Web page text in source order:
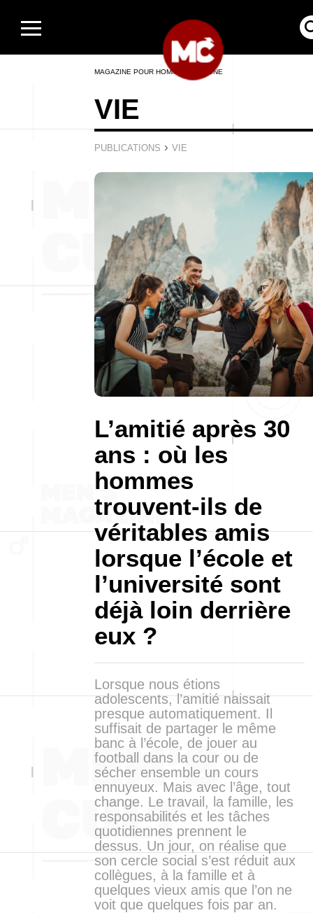
MAGAZINE POUR HOMMES EN LIGNE
VIE
PUBLICATIONS › VIE
L’amitié après 30
ans : où les
hommes
trouvent-ils de
véritables amis
lorsque l’école et
l’université sont
déjà loin derrière
eux ?
Lorsque nous étions
adolescents, l’amitié naissait
presque automatiquement. Il
suffisait de partager le même
banc à l’école, de jouer au
football dans la cour ou de
sécher ensemble un cours
ennuyeux. Mais avec l’âge, tout
change. Le travail, la famille, les
responsabilités et les tâches
quotidiennes prennent le
dessus. Un jour, on réalise que
son cercle social s’est réduit aux
collègues, à la famille et à
quelques vieux amis que l’on ne
voit que quelques fois par an.